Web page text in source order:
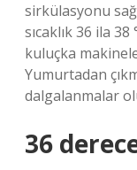
sirkülasyonu
sıcaklık 36 ila 38
kuluçka
Yumurtadan
dalgalanmalar
36